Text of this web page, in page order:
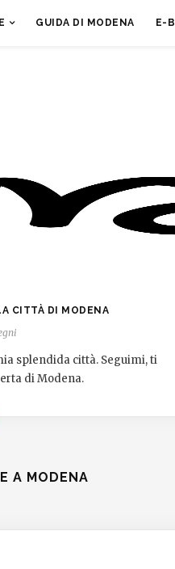
GUIDA DI MODENA E-
CITTÀ DI MODENA
splendida città. Seguimi, ti
di Modena.
A MODENA